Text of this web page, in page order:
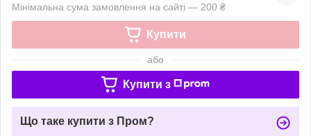
Мінімальна сума замовлення на сайті — 200 ₴
Купити
або
Купити з
Що таке купити з Пром?